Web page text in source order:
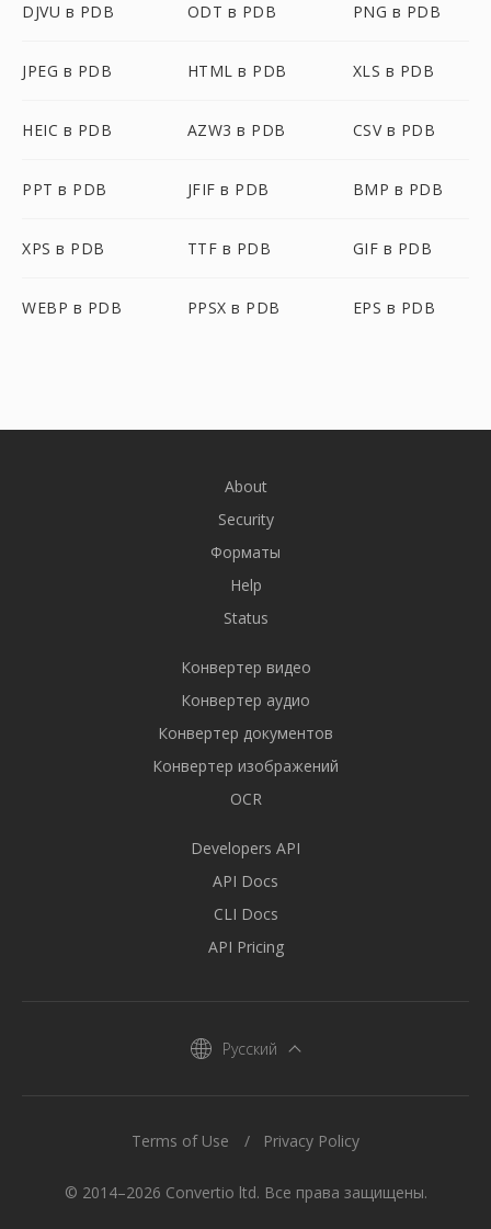
DJVU в PDB ODT в PDB PNG в PDB
JPEG в PDB HTML в PDB XLS в PDB
HEIC в PDB AZW3 в PDB CSV в PDB
PPT в PDB JFIF в PDB BMP в PDB
XPS в PDB TTF в PDB GIF в PDB
WEBP в PDB PPSX в PDB EPS в PDB
About
Security
Форматы
Help
Status
Конвертер видео
Конвертер аудио
Конвертер документов
Конвертер изображений
OCR
Developers API
API Docs
CLI Docs
API Pricing
Русский
© 2014–2026 Convertio ltd. Все права защищены.
Terms of Use Privacy Policy